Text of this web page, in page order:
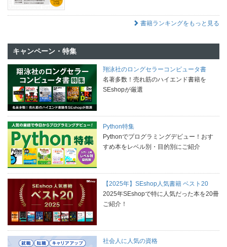
書籍ランキングをもっと見る
キャンペーン・特集
翔泳社のロングセラーコンピュータ書
名著多数！売れ筋のハイエンド書籍を
SEshopが厳選
Python特集
Pythonでプログラミングデビュー！おす
すめ本をレベル別・目的別にご紹介
【2025年】SEshop人気書籍 ベスト20
2025年SEshopで特に人気だった本を20冊
ご紹介！
社会人に人気の資格